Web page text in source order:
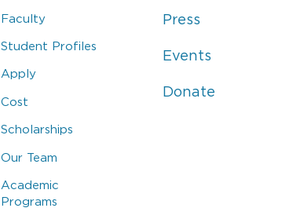
Faculty
Student Profiles
Apply
Cost
Scholarships
Our Team
Academic
Programs
Press
Events
Donate